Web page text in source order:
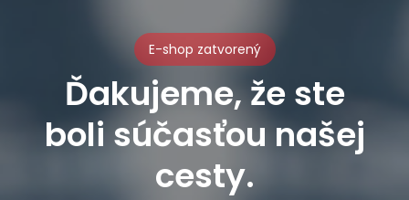
E-shop zatvorený
Ďakujeme, že ste
boli súčasťou našej
cesty.